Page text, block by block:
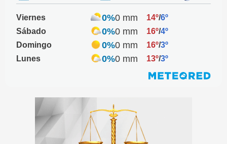
Viernes 0%0 mm 14º/6º
Sábado
0%0 mm 16º/4º
Domingo
0%0 mm 16º/3º
Lunes
0%0 mm 13º/3º